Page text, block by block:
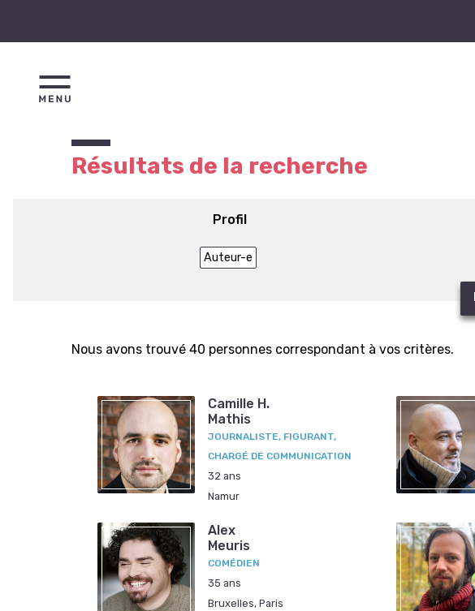
Résultats de la recherche
Profil
Auteur-e
Nous avons trouvé 40 personnes correspondant à vos critères.
Camille H.
Mathis
JOURNALISTE, FIGURANT,
CHARGÉ DE COMMUNICATION
32 ans
Namur
Alex
Meuris
COMÉDIEN
35 ans
Bruxelles, Paris